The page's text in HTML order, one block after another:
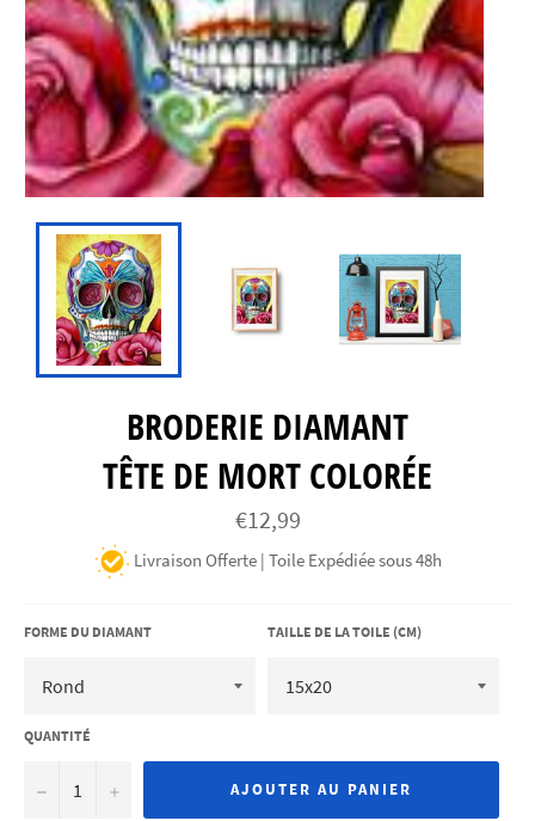
BRODERIE DIAMANT
TÊTE DE MORT COLORÉE
Prix
régulier
€12,99
Livraison Offerte | Toile Expédiée sous 48h
FORME DU DIAMANT TAILLE DE LA TOILE (CM)
QUANTITÉ
− + AJOUTER AU PANIER